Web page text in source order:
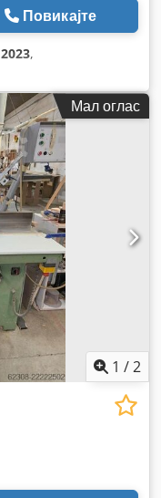
Повикајте
2023,
Мал оглас
1 /2